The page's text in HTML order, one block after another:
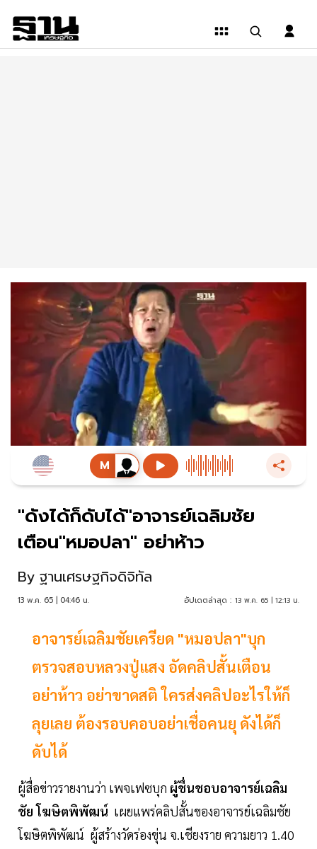
"ดังได้ก็ดับได้"อาจารย์เฉลิมชัย
เตือน"หมอปลา" อย่าห้าว
By ฐานเศรษฐกิจดิจิทัล
13 พ.ค. 65 | 04:46 น. อัปเดตล่าสุด : 13 พ.ค. 65 | 12:13 น.
อาจารย์เฉลิมชัยเครียด "หมอปลา"บุก
ตรวจสอบหลวงปู่แสง อัดคลิปสั้นเตือน
อย่าห้าว อย่าขาดสติ ใครส่งคลิปอะไรให้ก็
ลุยเลย ต้องรอบคอบอย่าเชื่อคนยุ ดังได้ก็
ดับได้
ผู้สื่อข่าวรายงานว่า เพจเฟซบุก ผู้ชื่นชอบอาจารย์เฉลิม
ชัย โฆษิตพิพัฒน์ เผยแพร่คลิปสั้นของอาจารย์เฉลิมชัย
โฆษิตพิพัฒน์ ผู้สร้างวัดร่องขุ่น จ.เชียงราย ความยาว 1.40